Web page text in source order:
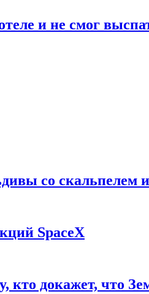
и не смог
со скальпелем
SpaceX
кто докажет, что